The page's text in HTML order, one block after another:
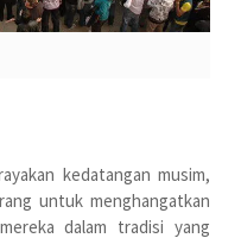
kedatangan musim,
untuk menghangatkan
dalam tradisi yang